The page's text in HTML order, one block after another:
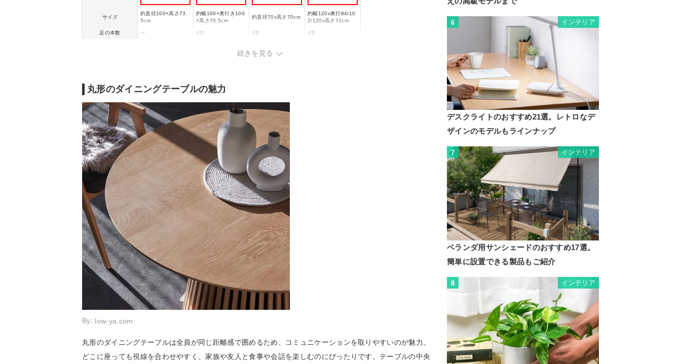
サイズ
約直径100×高さ73.
5cm
約幅100×奥行き100
×高さ70.5cm
約直径70x高さ70cm
約幅120x奥行84/10
2/120x高さ72cm
足の本数 ー 4本 4本 4本
続きを見る
丸形のダイニングテーブルの魅力
By: low-ya.com
丸形のダイニングテーブルは全員が同じ距離感で囲めるため、コミュニケーションを取りやすいのが魅力。
どこに座っても視線を合わせやすく、家族や友人と食事や会話を楽しむのにぴったりです。テーブルの中央
6 インテリア
デスクライトのおすすめ21選。レトロなデ
ザインのモデルもラインナップ
7 インテリア
ベランダ用サンシェードのおすすめ17選。
簡単に設置できる製品もご紹介
8 インテリア